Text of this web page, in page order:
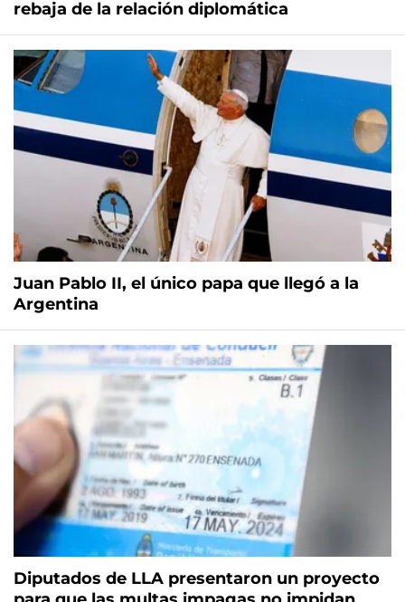
rebaja de la relación diplomática
Juan Pablo II, el único papa que llegó a la
Argentina
Diputados de LLA presentaron un proyecto